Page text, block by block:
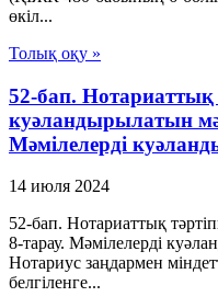
өкіл...
Толық оқу »
52-бап. Нотариаттық
куәландырылатын
Мәмiлелердi
14 июля 2024
52-бап. Нотариаттық
8-тарау. Мәмiлелердi
Нотариус заңдармен
белгiленге...